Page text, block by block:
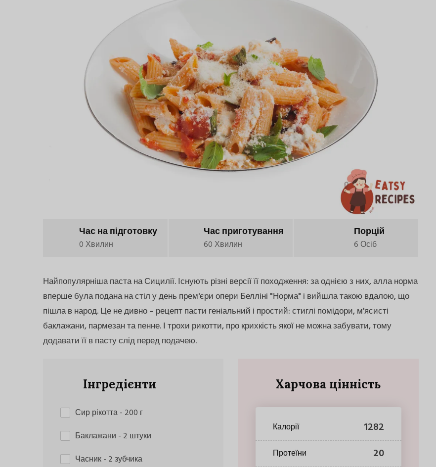
Час на підготовку
0 Хвилин
Час приготування
60 Хвилин
Порцій
6 Осіб
Найпопулярніша паста на Сицилії. Існують різні версії її походження: за однією з них, алла норма
вперше була подана на стіл у день прем'єри опери Белліні "Норма" і вийшла такою вдалою, що
пішла в народ. Це не дивно – рецепт пасти геніальний і простий: стиглі помідори, м'ясисті
баклажани, пармезан та пенне. І трохи рикотти, про крихкість якої не можна забувати, тому
додавати її в пасту слід перед подачею.
Інгредієнти
Сир рікотта- 200 г
Баклажани - 2 штуки
Часник- 2 зубчика
Харчова цінність
Калорії 1282
Протеїни 20